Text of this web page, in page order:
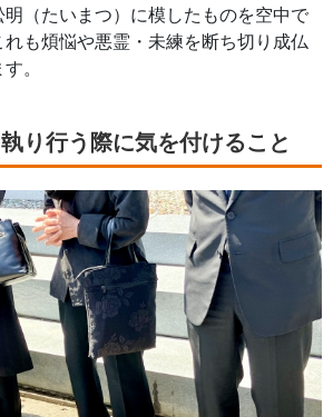
（たいまつ）に模したものを空中で
も煩悩や悪霊・未練を断ち切り成仏
。
り行う際に気を付けること